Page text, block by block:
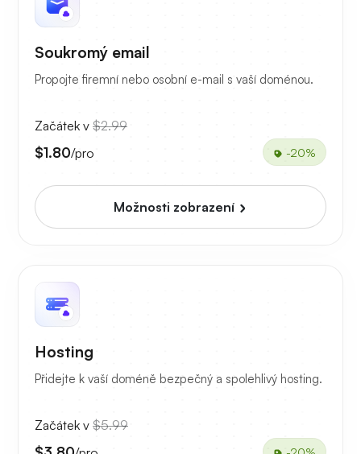
Soukromý email
Propojte firemní nebo osobní e-mail s vaší doménou.
Začátek v $2.99
$1.80/pro -20%
Možnosti zobrazení
Hosting
Přidejte k vaší doméně bezpečný a spolehlivý hosting.
Začátek v $5.99